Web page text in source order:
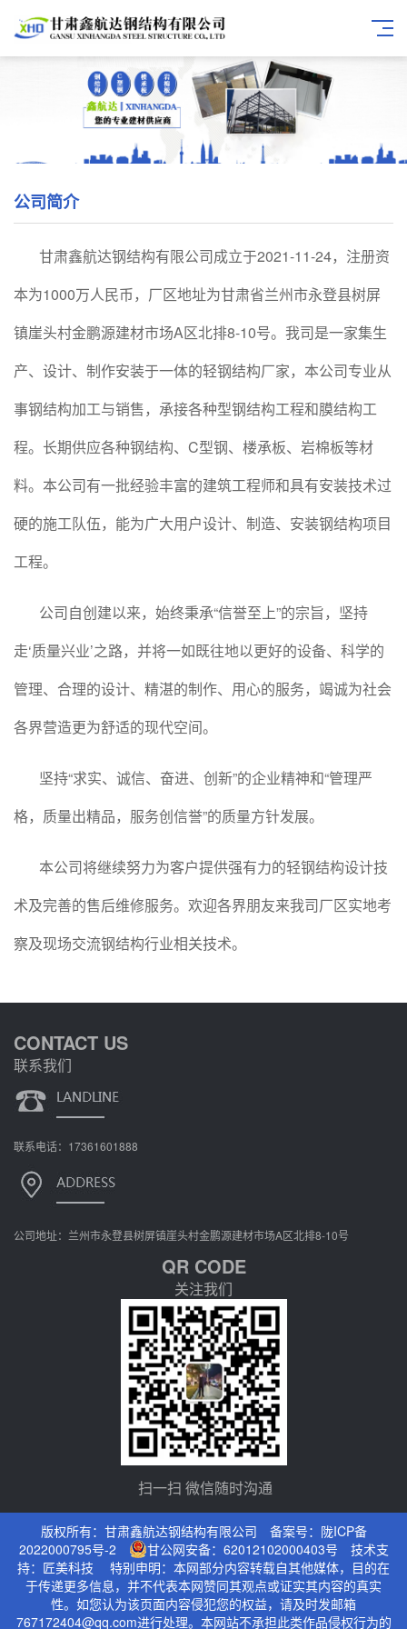
公司简介
甘肃鑫航达钢结构有限公司成立于2021-11-24，注册资
本为1000万人民币，厂区地址为甘肃省兰州市永登县树屏
镇崖头村金鹏源建材市场A区北排8-10号。我司是一家集生
产、设计、制作安装于一体的轻钢结构厂家，本公司专业从
事钢结构加工与销售，承接各种型钢结构工程和膜结构工
程。长期供应各种钢结构、C型钢、楼承板、岩棉板等材
料。本公司有一批经验丰富的建筑工程师和具有安装技术过
硬的施工队伍，能为广大用户设计、制造、安装钢结构项目
工程。
公司自创建以来，始终秉承“信誉至上”的宗旨，坚持
走‘质量兴业’之路，并将一如既往地以更好的设备、科学的
管理、合理的设计、精湛的制作、用心的服务，竭诚为社会
各界营造更为舒适的现代空间。
坚持“求实、诚信、奋进、创新”的企业精神和“管理严
格，质量出精品，服务创信誉”的质量方针发展。
本公司将继续努力为客户提供强有力的轻钢结构设计技
术及完善的售后维修服务。欢迎各界朋友来我司厂区实地考
察及现场交流钢结构行业相关技术。
CONTACT US
联系我们
联系电话：17361601888
公司地址：兰州市永登县树屏镇崖头村金鹏源建材市场A区北排8-10号
QR CODE
关注我们
扫一扫 微信随时沟通
版权所有：甘肃鑫航达钢结构有限公司 备案号： 陇ICP备
2022000795号-2
甘公网安备：62012102000403号 技术支
持： 匠美科技 特别申明：本网部分内容转载自其他媒体，目的在
于传递更多信息，并不代表本网赞同其观点或证实其内容的真实
性。如您认为该页面内容侵犯您的权益，请及时发邮箱
767172404@qq.com进行处理。本网站不承担此类作品侵权行为的